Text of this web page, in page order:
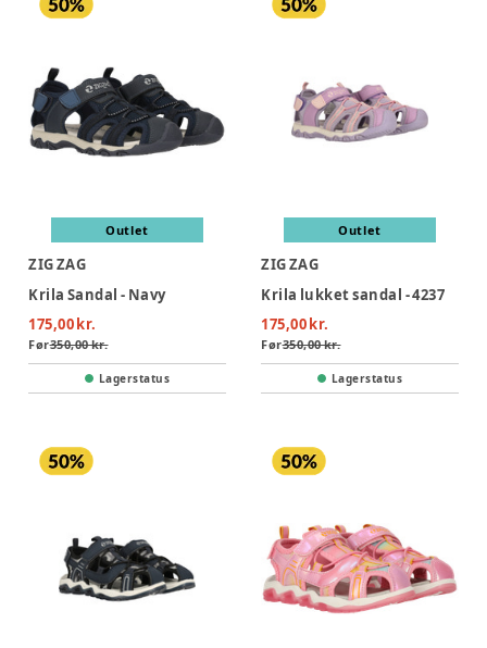
Outlet
ZIG ZAG
Krila Sandal - Navy
175,00 kr.
Før350,00 kr.
Lagerstatus
Outlet
ZIG ZAG
Krila lukket sandal - 4237
175,00 kr.
Før350,00 kr.
Lagerstatus